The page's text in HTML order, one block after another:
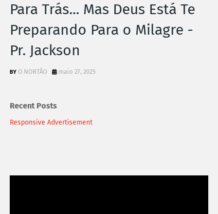
Para Trás... Mas Deus Está Te
Preparando Para o Milagre -
Pr. Jackson
O NORTÃO maio 27, 2025
Recent Posts
Responsive Advertisement